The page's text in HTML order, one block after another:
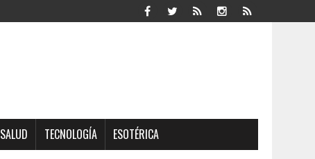
SALUD TECNOLOGÍA ESOTÉRICA